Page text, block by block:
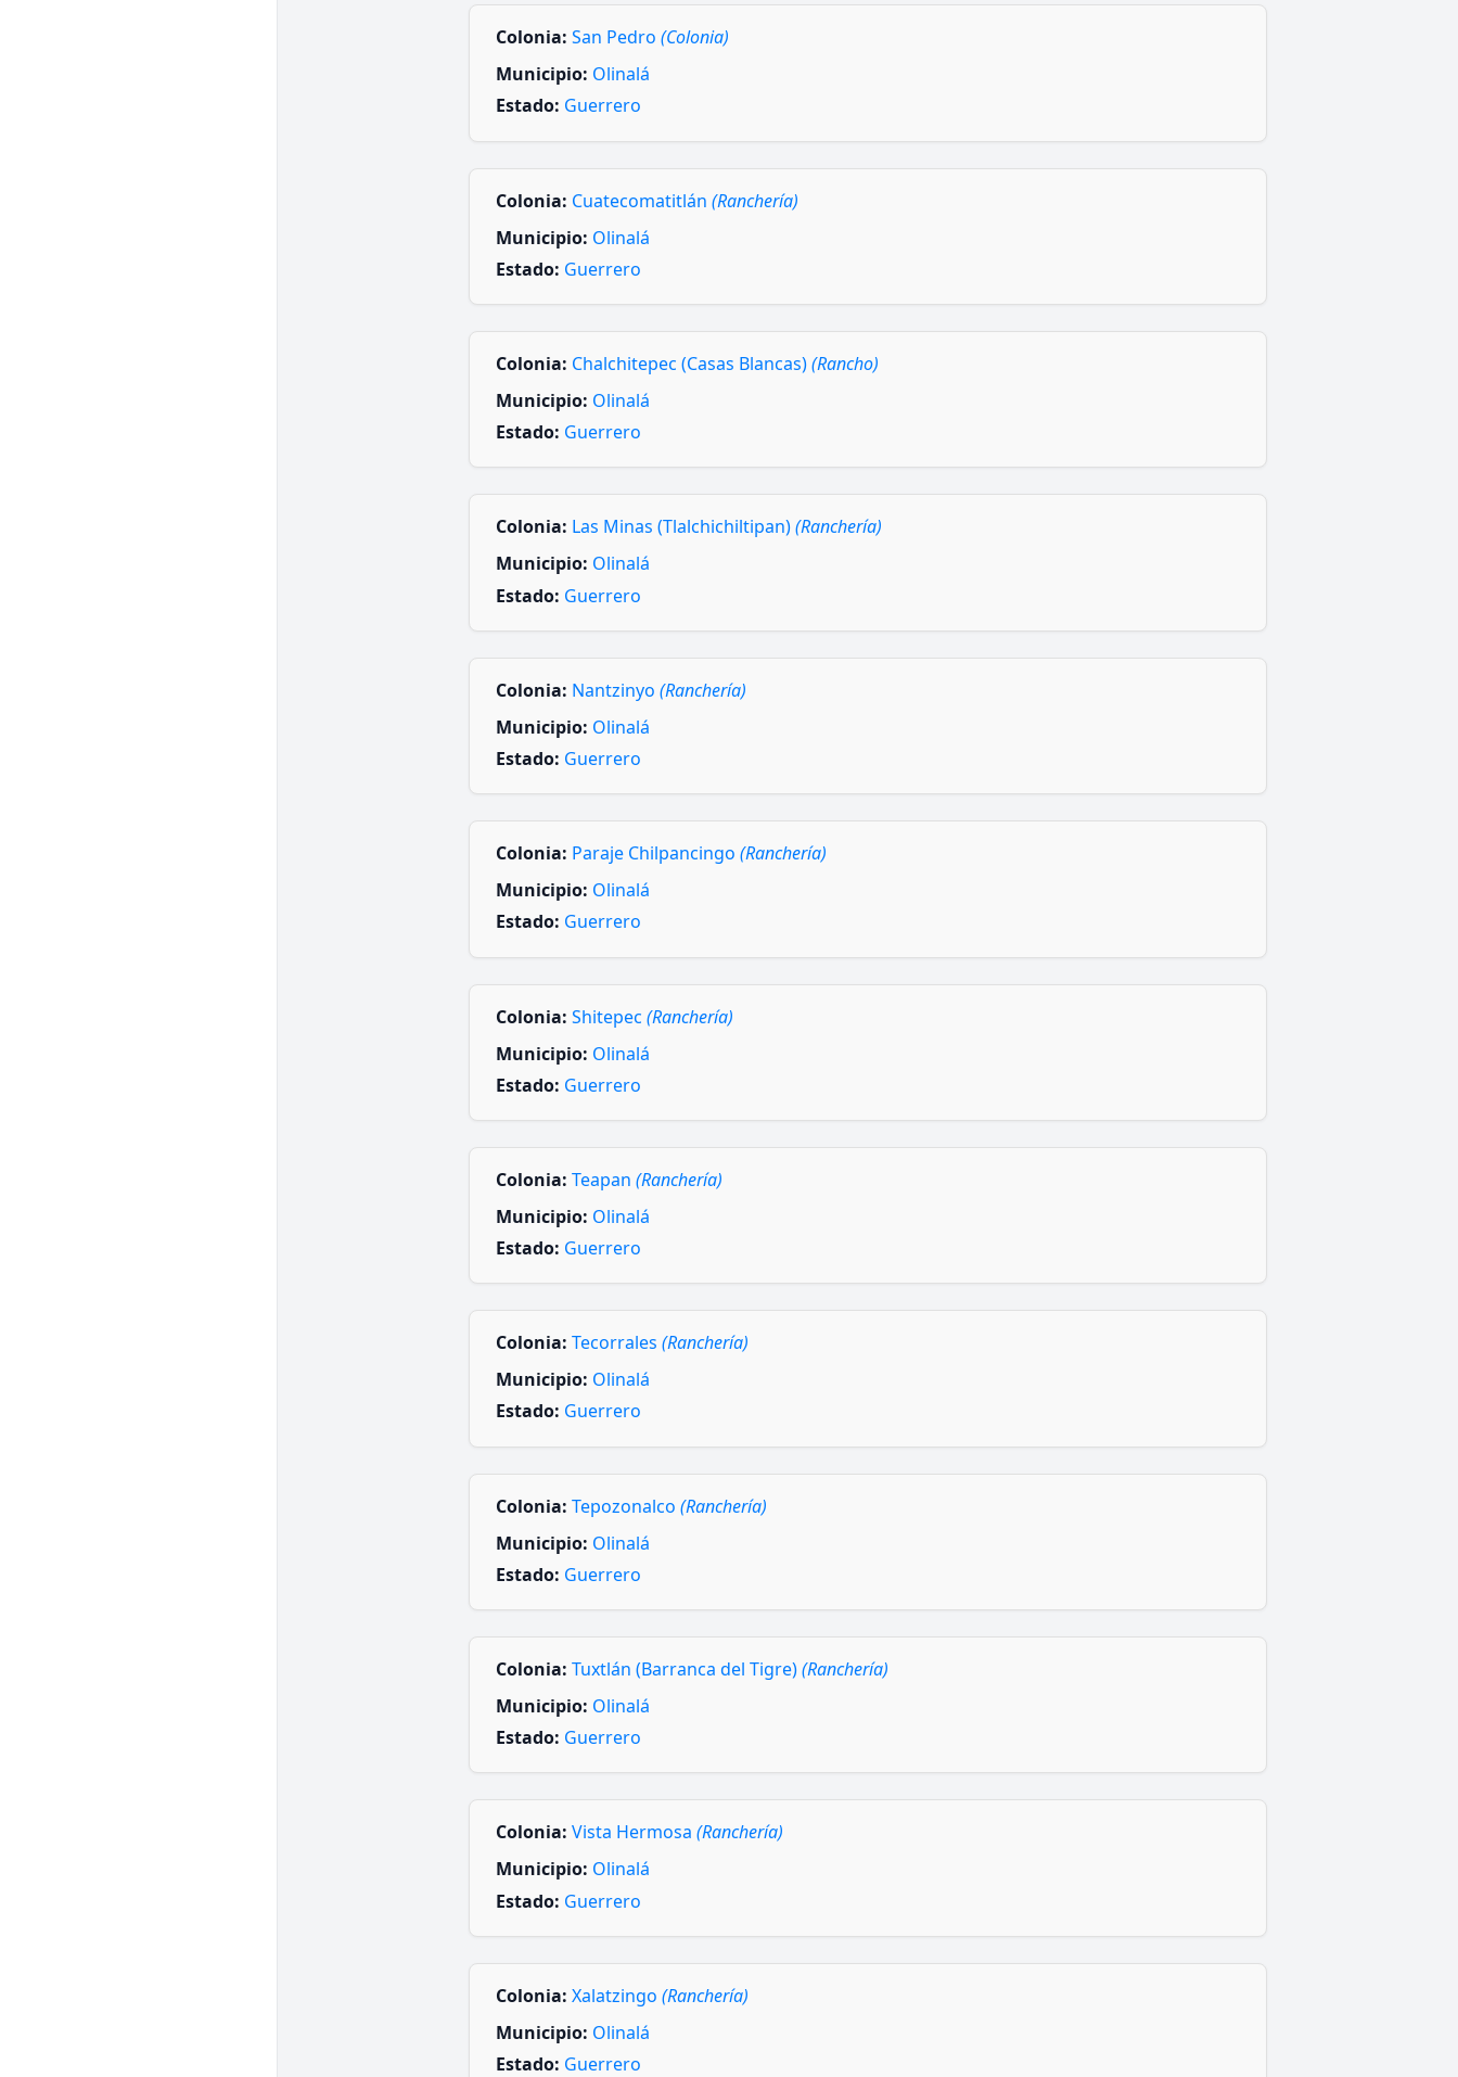
Colonia: San Pedro (Colonia)
Municipio: Olinalá
Estado: Guerrero
Colonia: Cuatecomatitlán (Ranchería)
Municipio: Olinalá
Estado: Guerrero
Colonia: Chalchitepec (Casas Blancas)(Rancho)
Municipio: Olinalá
Estado: Guerrero
Colonia: Las Minas (Tlalchichiltipan)(Ranchería)
Municipio: Olinalá
Estado: Guerrero
Colonia: Nantzinyo (Ranchería)
Municipio: Olinalá
Estado: Guerrero
Colonia: Paraje Chilpancingo (Ranchería)
Municipio: Olinalá
Estado: Guerrero
Colonia: Shitepec (Ranchería)
Municipio: Olinalá
Estado: Guerrero
Colonia: Teapan (Ranchería)
Municipio: Olinalá
Estado: Guerrero
Colonia: Tecorrales (Ranchería)
Municipio: Olinalá
Estado: Guerrero
Colonia: Tepozonalco (Ranchería)
Municipio: Olinalá
Estado: Guerrero
Colonia: Tuxtlán (Barranca del Tigre)(Ranchería)
Municipio: Olinalá
Estado: Guerrero
Colonia: Vista Hermosa (Ranchería)
Municipio: Olinalá
Estado: Guerrero
Colonia: Xalatzingo (Ranchería)
Municipio: Olinalá
Estado: Guerrero